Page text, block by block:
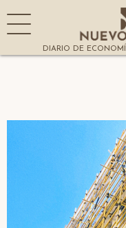
DIARIO DE